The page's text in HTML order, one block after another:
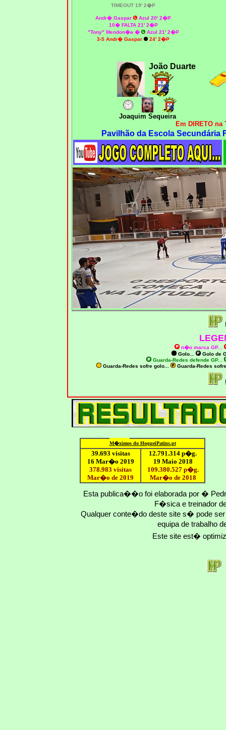
TIMEOUT 19' 2�P
Andr� Gaspar
Azul 20' 2�P
10� FALTA 21' 2�P
"Tony" Mendon�a �
Azul 21' 2�P
3-5 Andr� Gaspar
24' 2�P
João Duarte
Joaquim Sequeira
Em DIRETO na
Pavilhão da Escola Secundária
n�o marca GP...
Golo...
Golo de
Guarda-Redes defende GP...
Guarda-Redes sofre golo...
Guarda-Redes
M�ximos do HoqueiPatins.pt
39.693 visitas
16 Mar�o 2019
378.983 visitas
Mar�o de 2019
12.791.314 p�g.
19 Maio 2018
109.380.527p�g.
Mar�o de 2018
Esta publica��o foi elaborada por �
F�sica e treinador
Qualquer conte�do deste site s� pode
equipa de trabalho
Este site est�